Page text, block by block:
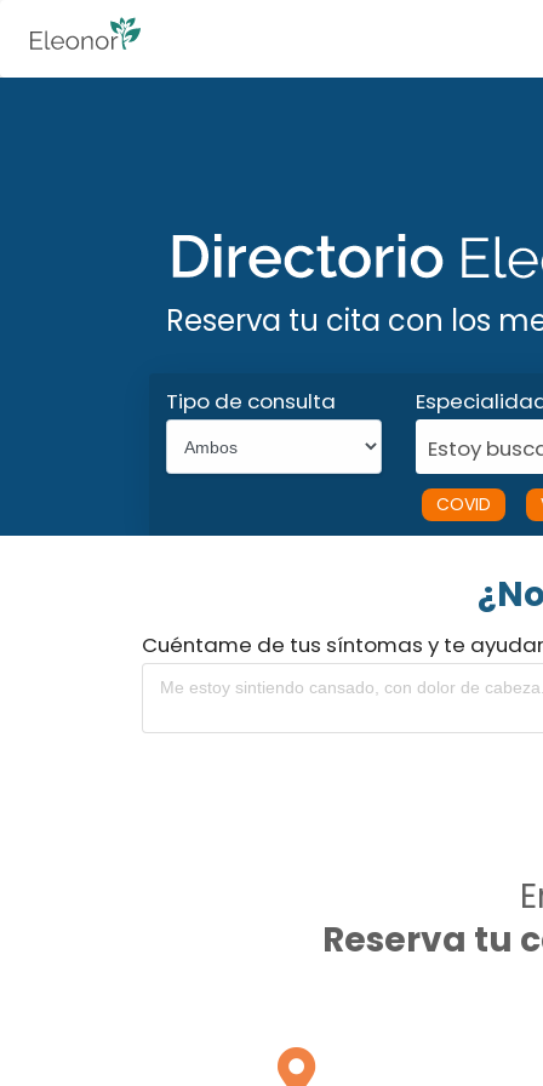
Reserva tu cita con los
Tipo de consulta
Estoy
COVID
Cuéntame de tus síntomas y te
Reserva tu